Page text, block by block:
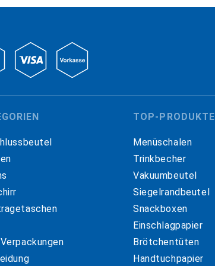
TOP-PRODUKTE
Menüschalen
Trinkbecher
Vakuumbeutel
Siegelrandbeutel
Snackboxen
Einschlagpapier
Brötchentüten
Handtuchpapier